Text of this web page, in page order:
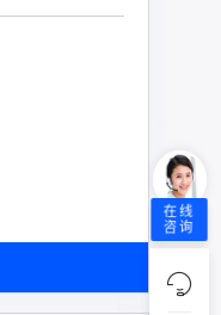
在线
咨询